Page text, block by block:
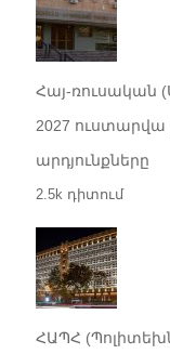
Հայ-ռուսական
2027 ուստարվա
արդյունքները
2.5k դիտում
ՀԱՊՀ